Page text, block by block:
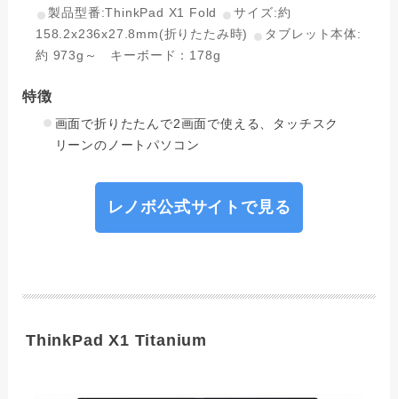
製品型番:ThinkPad X1 Fold
サイズ:約
158.2x236x27.8mm(折りたたみ時)
タブレット本体:
約 973g～ キーボード：178g
特徴
画面で折りたたんで2画面で使える、タッチスク
リーンのノートパソコン
レノボ公式サイトで見る
ThinkPad X1 Titanium